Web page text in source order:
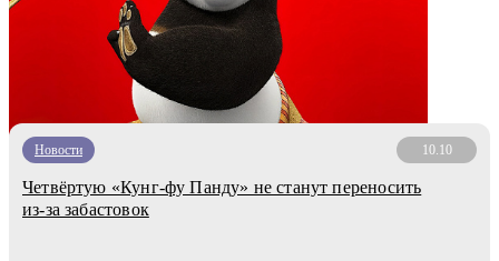
Новости 10.10
Четвёртую «Кунг-фу Панду» не станут переносить
из-за забастовок